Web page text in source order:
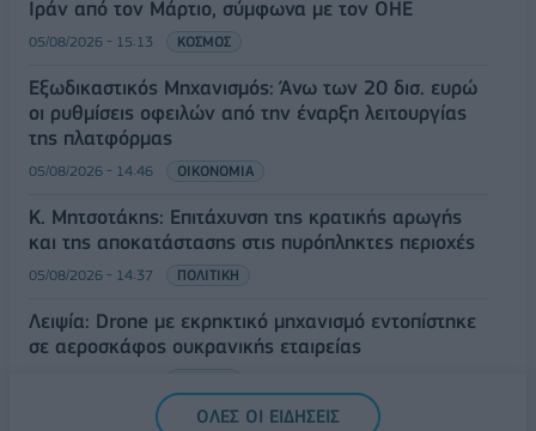
Ιράν από τον Μάρτιο, σύμφωνα με τον ΟΗΕ
05/08/2026 - 15:13 ΚΟΣΜΟΣ
Εξωδικαστικός Μηχανισμός: Άνω των 20 δισ. ευρώ
οι ρυθμίσεις οφειλών από την έναρξη λειτουργίας
της πλατφόρμας
05/08/2026 - 14:46 ΟΙΚΟΝΟΜΙΑ
Κ. Μητσοτάκης: Επιτάχυνση της κρατικής αρωγής
και της αποκατάστασης στις πυρόπληκτες περιοχές
05/08/2026 - 14:37 ΠΟΛΙΤΙΚΗ
Λειψία: Drone με εκρηκτικό μηχανισμό εντοπίστηκε
σε αεροσκάφος ουκρανικής εταιρείας
ΟΛΕΣ ΟΙ ΕΙΔΗΣΕΙΣ